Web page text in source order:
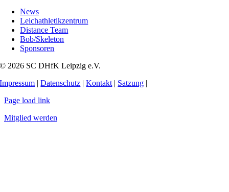
News
Leichathletikzentrum
Distance Team
Bob/Skeleton
Sponsoren
© 2026 SC DHfK Leipzig e.V.
Impressum |Datenschutz |Kontakt | Satzung |
Page load link
Mitglied werden